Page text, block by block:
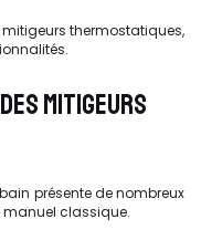
thermostatiques,
MITIGEURS
présente de nombreux
classique.